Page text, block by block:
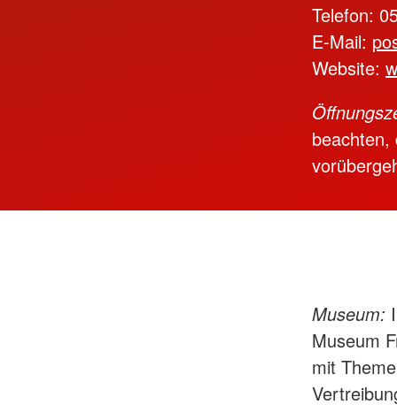
Telefon:
E-Mail:
Website:
Museum:
Museum
mit